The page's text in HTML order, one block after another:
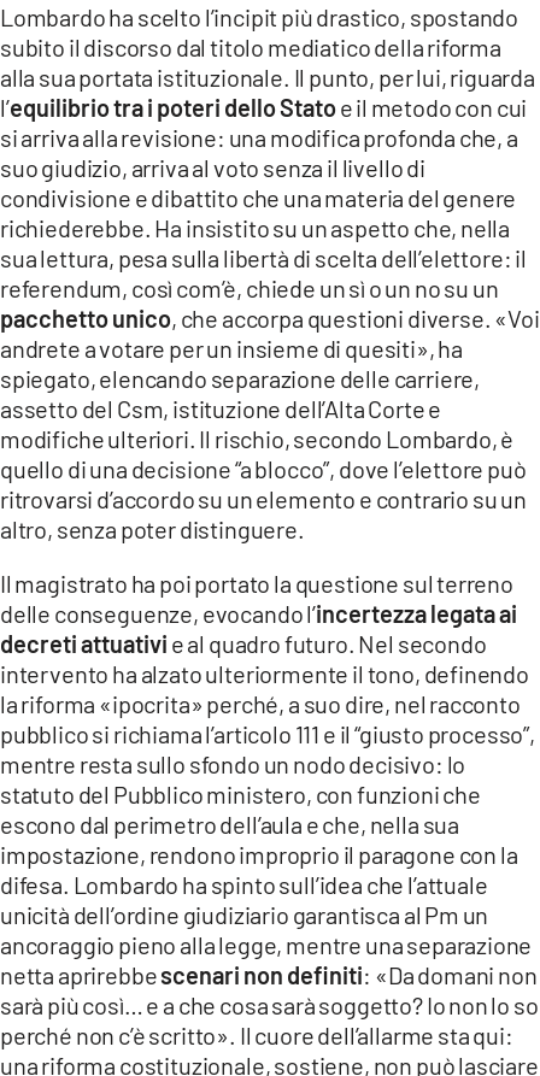
Lombardo ha scelto l’incipit più drastico, spostando
subito il discorso dal titolo mediatico della riforma
alla sua portata istituzionale. Il punto, per lui, riguarda
l’equilibrio tra i poteri dello Statoe il metodo con cui
si arriva alla revisione: una modifica profonda che, a
suo giudizio, arriva al voto senza il livello di
condivisione e dibattito che una materia del genere
richiederebbe. Ha insistito su un aspetto che, nella
sua lettura, pesa sulla libertà di scelta dell’elettore: il
referendum, così com’è, chiede un sì o un no su un
pacchetto unico, che accorpa questioni diverse. «Voi
andrete a votare per un insieme di quesiti», ha
spiegato, elencando separazione delle carriere,
assetto del Csm, istituzione dell’Alta Corte e
modifiche ulteriori. Il rischio, secondo Lombardo, è
quello di una decisione “a blocco”, dove l’elettore può
ritrovarsi d’accordo su un elemento e contrario su un
altro, senza poter distinguere.
Il magistrato ha poi portato la questione sul terreno
delle conseguenze, evocando l’incertezza legata ai
decreti attuativi e al quadro futuro. Nel secondo
intervento ha alzato ulteriormente il tono, definendo
la riforma «ipocrita» perché, a suo dire, nel racconto
pubblico si richiama l’articolo 111 e il “giusto processo”,
mentre resta sullo sfondo un nodo decisivo: lo
statuto del Pubblico ministero, con funzioni che
escono dal perimetro dell’aula e che, nella sua
impostazione, rendono improprio il paragone con la
difesa. Lombardo ha spinto sull’idea che l’attuale
unicità dell’ordine giudiziario garantisca al Pm un
ancoraggio pieno alla legge, mentre una separazione
netta aprirebbescenari non definiti: «Da domani non
sarà più così… e a che cosa sarà soggetto? Io non lo so
perché non c’è scritto». Il cuore dell’allarme sta qui:
una riforma costituzionale, sostiene, non può lasciare